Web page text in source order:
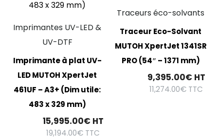
Imprimantes UV-LED &
UV-DTF
Imprimante à plat UV-
LED MUTOH XpertJet
461UF – A3+ (Dim utile:
483 x 329 mm)
15,995.00€ HT
19,194.00€ TTC
Traceurs éco-solvants
Traceur Eco-Solvant
MUTOH XpertJet 1341SR
PRO (54″ – 1371 mm)
9,395.00€ HT
11,274.00€ TTC